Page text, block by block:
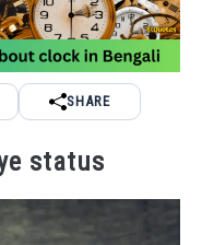
SHARE
status